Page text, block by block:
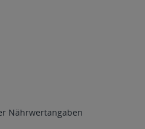
Nährwertangaben